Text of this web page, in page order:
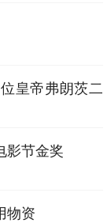
皇帝弗朗茨二
影节金奖
物资